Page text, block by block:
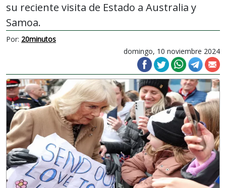
su reciente visita de Estado a Australia y
Samoa.
Por: 20minutos
domingo, 10 noviembre 2024